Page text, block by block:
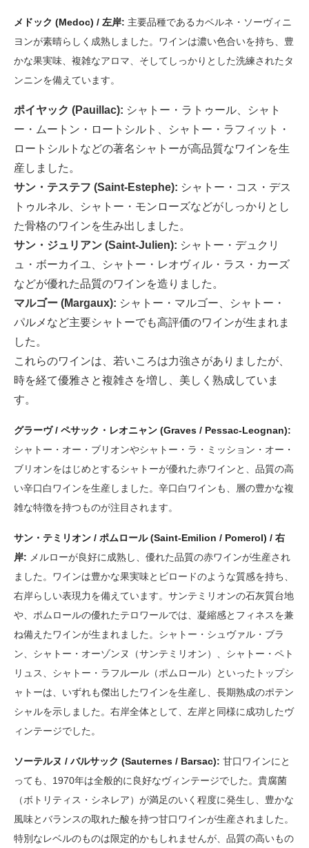
メドック (Medoc) / 左岸: 主要品種であるカベルネ・ソーヴィニ
ヨンが素晴らしく成熟しました。ワインは濃い色合いを持ち、豊
かな果実味、複雑なアロマ、そしてしっかりとした洗練されたタ
ンニンを備えています。
ポイヤック (Pauillac): シャトー・ラトゥール、シャト
ー・ムートン・ロートシルト、シャトー・ラフィット・
ロートシルトなどの著名シャトーが高品質なワインを生
産しました。
サン・テステフ (Saint-Estephe): シャトー・コス・デス
トゥルネル、シャトー・モンローズなどがしっかりとし
た骨格のワインを生み出しました。
サン・ジュリアン (Saint-Julien): シャトー・デュクリ
ュ・ボーカイユ、シャトー・レオヴィル・ラス・カーズ
などが優れた品質のワインを造りました。
マルゴー (Margaux): シャトー・マルゴー、シャトー・
パルメなど主要シャトーでも高評価のワインが生まれま
した。
これらのワインは、若いころは力強さがありましたが、
時を経て優雅さと複雑さを増し、美しく熟成していま
す。
グラーヴ / ペサック・レオニャン (Graves / Pessac-Leognan):
シャトー・オー・ブリオンやシャトー・ラ・ミッション・オー・
ブリオンをはじめとするシャトーが優れた赤ワインと、品質の高
い辛口白ワインを生産しました。辛口白ワインも、層の豊かな複
雑な特徴を持つものが注目されます。
サン・テミリオン / ポムロール (Saint-Emilion / Pomerol) / 右
岸: メルローが良好に成熟し、優れた品質の赤ワインが生産され
ました。ワインは豊かな果実味とビロードのような質感を持ち、
右岸らしい表現力を備えています。サンテミリオンの石灰質台地
や、ポムロールの優れたテロワールでは、凝縮感とフィネスを兼
ね備えたワインが生まれました。シャトー・シュヴァル・ブラ
ン、シャトー・オーゾンヌ（サンテミリオン）、シャトー・ペト
リュス、シャトー・ラフルール（ポムロール）といったトップシ
ャトーは、いずれも傑出したワインを生産し、長期熟成のポテン
シャルを示しました。右岸全体として、左岸と同様に成功したヴ
ィンテージでした。
ソーテルヌ / バルサック (Sauternes / Barsac): 甘口ワインにと
っても、1970年は全般的に良好なヴィンテージでした。貴腐菌
（ボトリティス・シネレア）が満足のいく程度に発生し、豊かな
風味とバランスの取れた酸を持つ甘口ワインが生産されました。
特別なレベルのものは限定的かもしれませんが、品質の高いもの